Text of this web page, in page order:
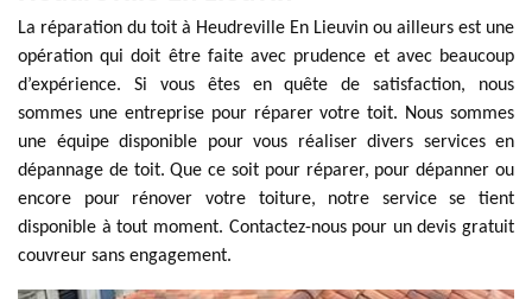
La réparation du toit à Heudreville En Lieuvin ou ailleurs est une
opération qui doit être faite avec prudence et avec beaucoup
d’expérience. Si vous êtes en quête de satisfaction, nous
sommes une entreprise pour réparer votre toit. Nous sommes
une équipe disponible pour vous réaliser divers services en
dépannage de toit. Que ce soit pour réparer, pour dépanner ou
encore pour rénover votre toiture, notre service se tient
disponible à tout moment. Contactez-nous pour un devis gratuit
couvreur sans engagement.